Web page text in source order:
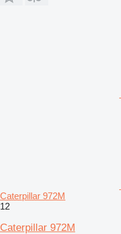
Caterpillar 972M
12
Caterpillar 972M